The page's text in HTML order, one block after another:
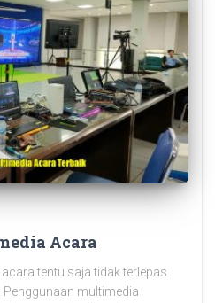
Acara
tentu saja tidak terlepas
multimedia